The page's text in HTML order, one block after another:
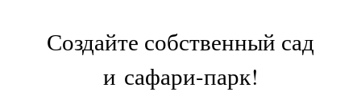
Создайте собственный сад
и сафари-парк!